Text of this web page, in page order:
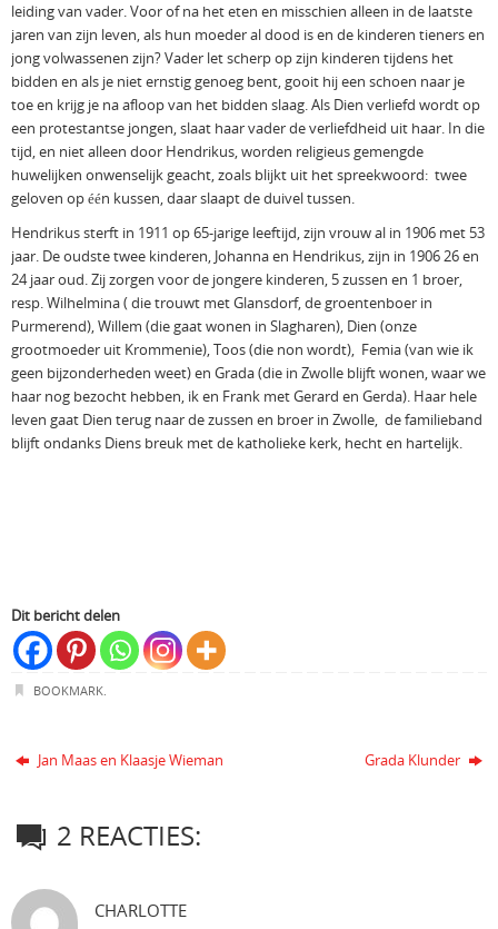
leiding van vader. Voor of na het eten en misschien alleen in de laatste
jaren van zijn leven, als hun moeder al dood is en de kinderen tieners en
jong volwassenen zijn? Vader let scherp op zijn kinderen tijdens het
bidden en als je niet ernstig genoeg bent, gooit hij een schoen naar je
toe en krijg je na afloop van het bidden slaag. Als Dien verliefd wordt op
een protestantse jongen, slaat haar vader de verliefdheid uit haar. In die
tijd, en niet alleen door Hendrikus, worden religieus gemengde
huwelijken onwenselijk geacht, zoals blijkt uit het spreekwoord: twee
geloven op één kussen, daar slaapt de duivel tussen.
Hendrikus sterft in 1911 op 65-jarige leeftijd, zijn vrouw al in 1906 met 53
jaar. De oudste twee kinderen, Johanna en Hendrikus, zijn in 1906 26 en
24 jaar oud. Zij zorgen voor de jongere kinderen, 5 zussen en 1 broer,
resp. Wilhelmina ( die trouwt met Glansdorf, de groentenboer in
Purmerend), Willem (die gaat wonen in Slagharen), Dien (onze
grootmoeder uit Krommenie), Toos (die non wordt), Femia (van wie ik
geen bijzonderheden weet) en Grada (die in Zwolle blijft wonen, waar we
haar nog bezocht hebben, ik en Frank met Gerard en Gerda). Haar hele
leven gaat Dien terug naar de zussen en broer in Zwolle, de familieband
blijft ondanks Diens breuk met de katholieke kerk, hecht en hartelijk.
Dit bericht delen
BOOKMARK.
Jan Maas en Klaasje Wieman Grada Klunder
2 REACTIES:
CHARLOTTE